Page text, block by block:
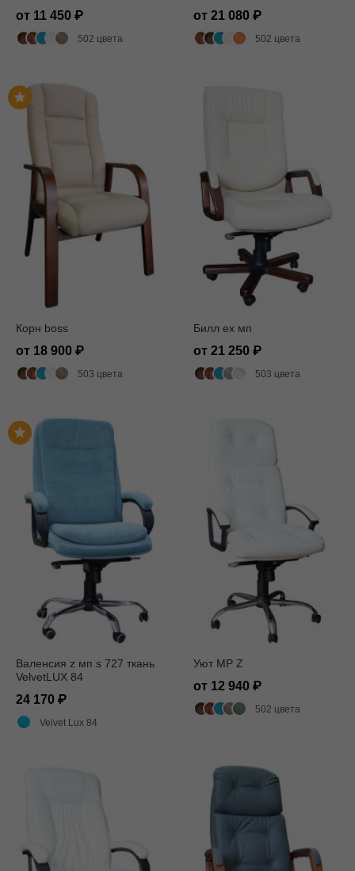
от 11 450
502 цвета
от 21 080
502 цвета
Корн boss
от 18 900
503 цвета
Билл ех мп
от 21 250
503 цвета
Валенсия z мп s 727 ткань
VelvetLUX 84
24 170
Velvet Lux 84
Уют MP Z
от 12 940
502 цвета